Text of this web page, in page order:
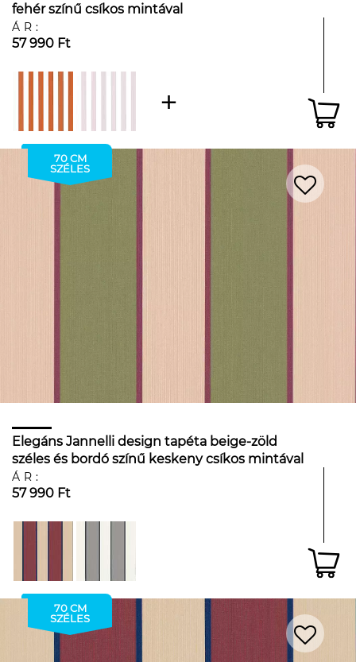
fehér színű csíkos mintával
ÁR:
57 990 Ft
70 CM
SZÉLES
Elegáns Jannelli design tapéta beige-zöld
széles és bordó színű keskeny csíkos mintával
ÁR:
57 990 Ft
70 CM
SZÉLES